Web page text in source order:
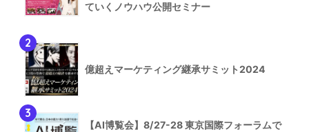
ていくノウハウ公開セミナー
2
億超えマーケティング継承サミット2024
3
【AI博覧会】8/27-28 東京国際フォーラムで